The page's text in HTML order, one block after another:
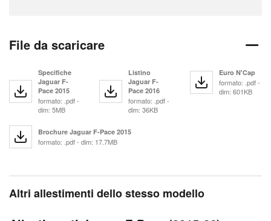
File da scaricare
Specifiche
Jaguar F-
Pace 2015
formato: .pdf -
dim: 5MB
Listino
Jaguar F-
Pace 2016
formato: .pdf -
dim: 36KB
Euro N'Cap
formato: .pdf -
dim: 601KB
Brochure Jaguar F-Pace 2015
formato: .pdf - dim: 17.7MB
Altri allestimenti dello stesso modello